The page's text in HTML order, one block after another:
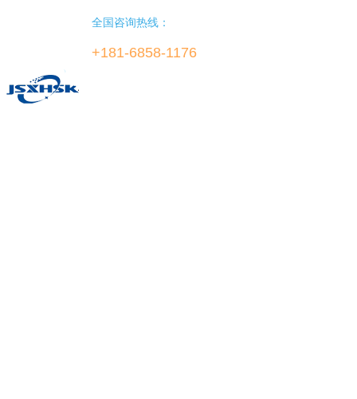
全国咨询热线：
+181-6858-1176
镇江鑫华数控科技有限公司